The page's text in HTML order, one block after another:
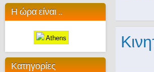
Η ώρα είναι ..
Athens
Κατηγορίες